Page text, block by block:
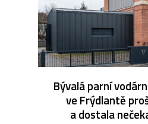
Bývalá parní
ve Frýdlantě
a dostala